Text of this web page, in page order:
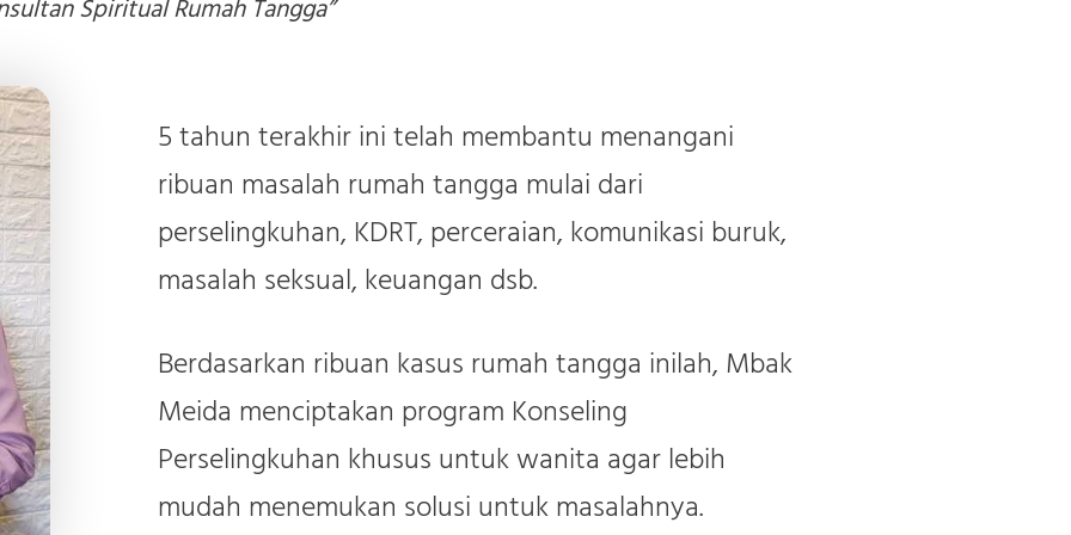
Spiritual Rumah Tangga”
5 tahun terakhir ini telah membantu menangani
ribuan masalah rumah tangga mulai dari
perselingkuhan, KDRT, perceraian, komunikasi buruk,
masalah seksual, keuangan dsb.
Berdasarkan ribuan kasus rumah tangga inilah, Mbak
Meida menciptakan program Konseling
Perselingkuhan khusus untuk wanita agar lebih
mudah menemukan solusi untuk masalahnya.